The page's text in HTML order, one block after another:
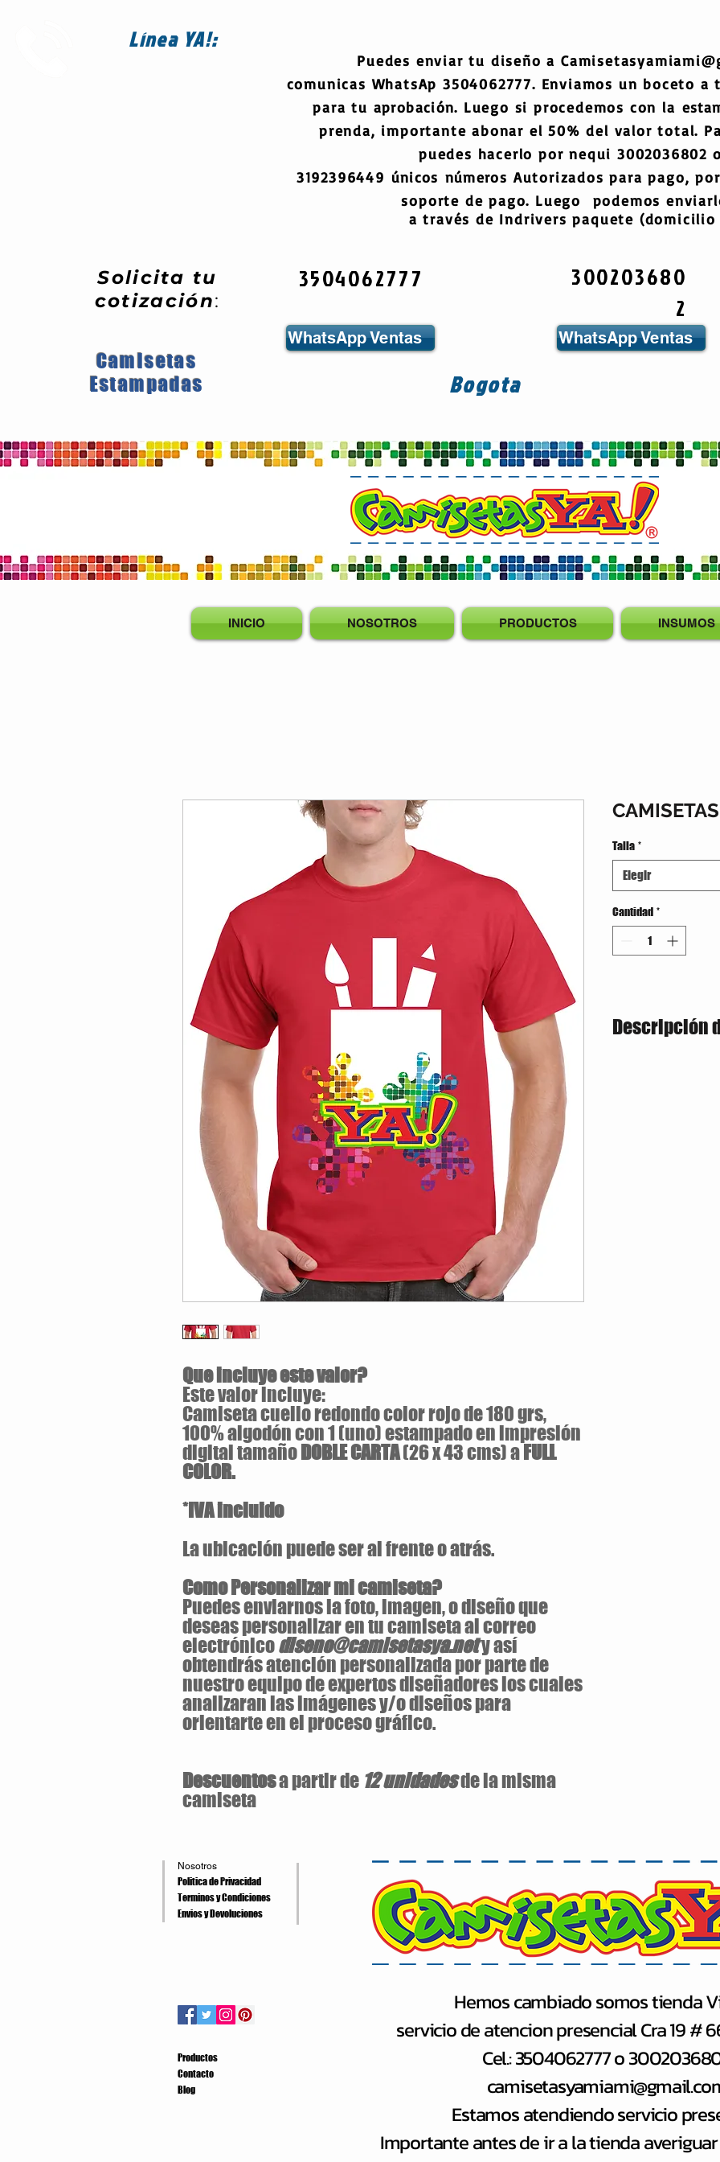
LíneaYA!:
Solicita tu
cotización:
Camisetas
Estampadas
Puedes enviar tu diseño a
comunicas WhatsAp 3504062777. Enviamos un boceto
para tu aprobación. Luego si procedemos con la
prenda, importante abonar el 50% del valor total.
puedes hacerlo por nequi 3002036802
3192396449 únicos números Autorizados para pago,
soporte de pago. Luego podemos
a través de Indrivers paquete (domicilio
3504062777
WhatsApp Ventas
Bogota
300203680
2
WhatsApp Ventas
INICIO NOSOTROS PRODUCTOS INSUMOS
Que incluye este valor?
Este valor incluye:
Camiseta cuello redondo color rojo de 180 grs,
100% algodón con 1 (uno) estampado en impresión
digital tamaño DOBLE CARTA(26 x 43 cms) a FULL
COLOR.
*IVA incluido
La ubicación puede ser al frente o atrás.
Como Personalizar mi camiseta?
Puedes enviarnos la foto, imagen, o diseño que
deseas personalizar en tu camiseta al correo
electrónicodiseno@camisetasya.nety así
obtendrás atención personalizada por parte de
nuestro equipo de expertos diseñadores los cuales
analizaran las imágenes y/o diseños para
orientarte en el proceso gráfico.
Descuentosa partir de 12 unidadesde la misma
camiseta
Talla *
Elegir
Cantidad *
Descripción
Nosotros
Politica de Privacidad
Terminos y Condiciones
Envios y Devoluciones
Productos
Contacto
Blog
Hemos cambiado somos tienda
servicio de atencion presencial Cra 19 #
Cel.: 3504062777 o
Estamos atendiendo servicio
Importante antes de ir a la tienda